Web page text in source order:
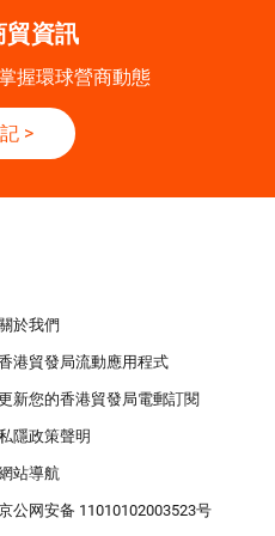
貿資訊
握環球營商動態
>
關於我們
港貿發局流動應用程式
新您的香港貿發局電郵訂閱
隱政策聲明
站導航
公网安备 11010102003523号